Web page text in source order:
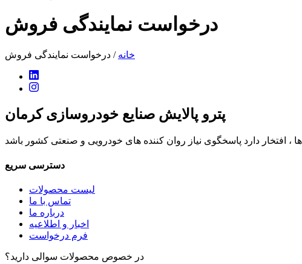
درخواست نمایندگی فروش
خانه / درخواست نمایندگی فروش
پترو پالایش صنایع خودروسازی کرمان
دسترسی سریع
لیست محصولات
تماس با ما
درباره ما
اخبار و اطلاعیه
فرم درخواست
در خصوص محصولات سوالی دارید؟